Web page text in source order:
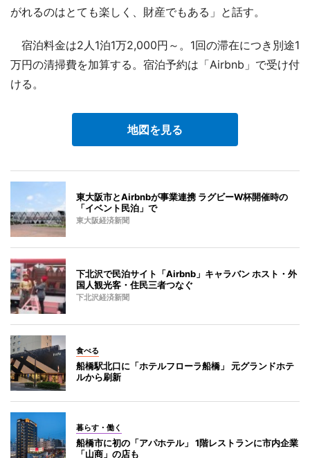
がれるのはとても楽しく、財産でもある」と話す。
宿泊料金は2人1泊1万2,000円～。1回の滞在につき別途1
万円の清掃費を加算する。宿泊予約は「Airbnb」で受け付
ける。
地図を見る
東大阪市とAirbnbが事業連携 ラグビーW杯開催時の
「イベント民泊」で
東大阪経済新聞
下北沢で民泊サイト「Airbnb」キャラバン ホスト・外
国人観光客・住民三者つなぐ
下北沢経済新聞
食べる
船橋駅北口に「ホテルフローラ船橋」 元グランドホテ
ルから刷新
暮らす・働く
船橋市に初の「アパホテル」 1階レストランに市内企業
「山商」の店も